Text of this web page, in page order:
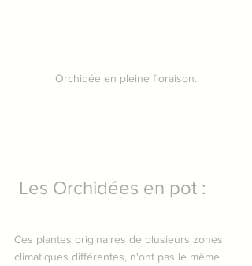
Orchidée en pleine floraison.
Les Orchidées en pot :
Ces plantes originaires de plusieurs zones
climatiques différentes, n'ont pas le même